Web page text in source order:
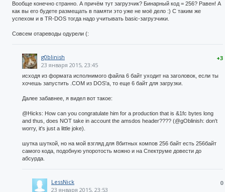
Вообще конечно странно. А причём тут загрузчик? Бинарный код = 256? Равен! А
как вы его будете размещать в памяти это уже не моё дело :) С таким же
успехом и в TR-DOS тогда надо учитывать basic-загрузчики.
Совсем отареводы одурели (:
+3
g0blinish
23 января 2015, 23:45
исходя из формата исполнимого файла 6 байт уходит на заголовок, если ты
хочешь запустить .COM из DOS'a, то еще 6 байт для загрузки.
Далее забавнее, я видел вот такое:
@Hicks: How can you congratulate him for a production that is &1fc bytes long
and thus, does NOT take in account the amsdos header???? (@gOblinish: don't
worry, it's just a little joke).
шутка шуткой, но на мой взгляд для 8битных компов 256 байт есть 256байт
самого кода, подобную упоротость можно и на Спектруме довести до
абсурда.
0
LessNick
23 января 2015, 23:53